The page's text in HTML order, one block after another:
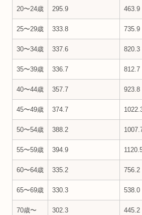
20〜24歳 295.9 463.9
25〜29歳 333.8 735.9
30〜34歳 337.6 820.3
35〜39歳 336.7 812.7
40〜44歳 357.7 923.8
45〜49歳 374.7
50〜54歳 388.2
55〜59歳 394.9
60〜64歳 335.2 756.2
65〜69歳 330.3 538.0
70歳〜 302.3 445.2